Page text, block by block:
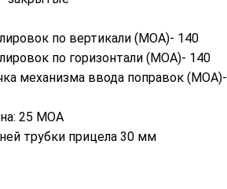
по вертикали (МОА)- 140
по горизонтали (МОА)- 140
механизма ввода поправок (МОА)-
25 МОА
трубки прицела 30 мм